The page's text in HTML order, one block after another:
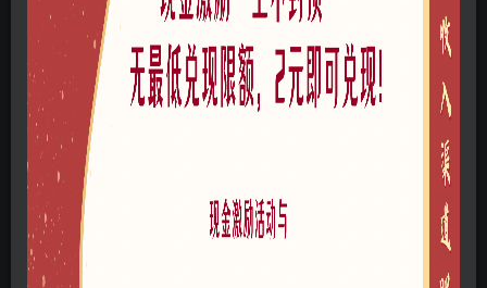
温州万全市民公园景观方案设计下载 PDF
此内容为付费资源，请付费后查看
付费资源 已售 2